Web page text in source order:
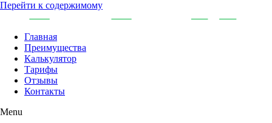
Перейти к содержимому
Главная
Преимущества
Калькулятор
Тарифы
Отзывы
Контакты
Menu